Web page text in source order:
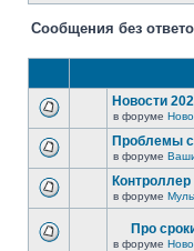
Сообщения без
Новости
в форуме
Проблемы с
в форуме
в форуме
Про
в форуме